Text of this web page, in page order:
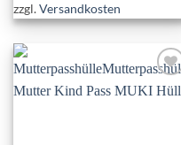
zzgl.Versandkosten
Add to